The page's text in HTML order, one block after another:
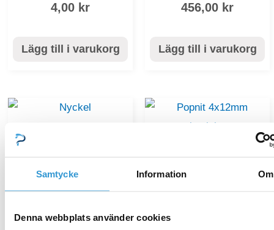
Samtycke Information Om
Denna webbplats använder cookies
4,00 kr
Lägg till i varukorg
456,00 kr
Lägg till i varukorg
Popnit 4x12mm